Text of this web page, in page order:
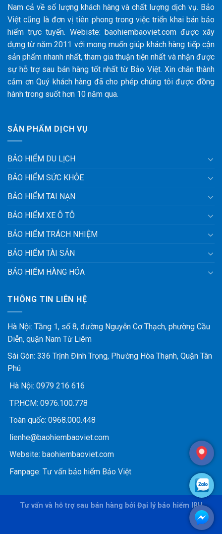
Nam cả về số lượng khách hàng và chất lượng dịch vụ. Bảo
Việt cũng là đơn vị tiên phong trong việc triển khai bán bảo
hiểm trực tuyến. Webiste: baohiembaoviet.com được xây
dựng từ năm 2011 với mong muốn giúp khách hàng tiếp cận
sản phẩm nhanh nhất, tham gia thuận tiện nhất và nhận được
sự hỗ trợ sau bán hàng tốt nhất từ Bảo Việt. Xin chân thành
cảm ơn Quý khách hàng đã cho phép chúng tôi được đồng
hành trong suốt hơn 10 năm qua.
SẢN PHẨM DỊCH VỤ
BẢO HIỂM DU LỊCH
BẢO HIỂM SỨC KHỎE
BẢO HIỂM TAI NẠN
BẢO HIỂM XE Ô TÔ
BẢO HIỂM TRÁCH NHIỆM
BẢO HIỂM TÀI SẢN
BẢO HIỂM HÀNG HÓA
THÔNG TIN LIÊN HỆ
Hà Nội: Tầng 1, số 8, đường Nguyễn Cơ Thạch, phường Cầu
Diễn, quận Nam Từ Liêm
Sài Gòn: 336 Trịnh Đình Trọng, Phường Hòa Thạnh, Quận Tân
Phú
Hà Nội: 0979 216 616
TP.HCM: 0976.100.778
Toàn quốc: 0968.000.448
lienhe@baohiembaoviet.com
Website: baohiembaoviet.com
Fanpage: Tư vấn bảo hiểm Bảo Việt
Tư vấn và hỗ trợ sau bán hàng bởi Đại lý bảo hiểm IBH